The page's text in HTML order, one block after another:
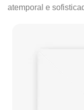
atemporal e